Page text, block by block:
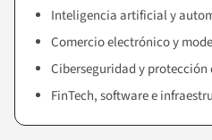
Inteligencia artificial y
Comercio electrónico y
Ciberseguridad y protección
FinTech, software e